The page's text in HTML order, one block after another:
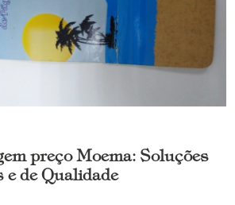
preço Moema: Soluções
e de Qualidade